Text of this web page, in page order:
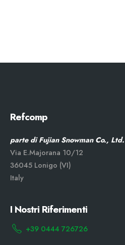
Refcomp
parte di Fujian Snowman Co., Ltd.
Via E.Majorana 10/12
36045 Lonigo (VI)
Italy
I Nostri Riferimenti
+39 0444 726726